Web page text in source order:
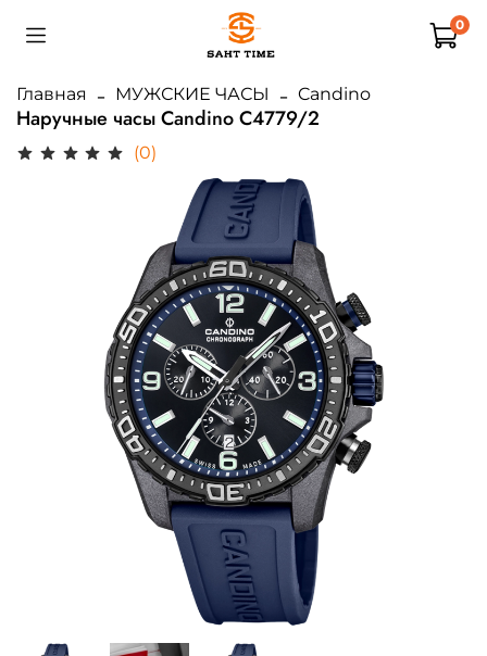
0
Главная МУЖСКИЕ ЧАСЫ Candino
Наручные часы Candino C4779/2
(0)